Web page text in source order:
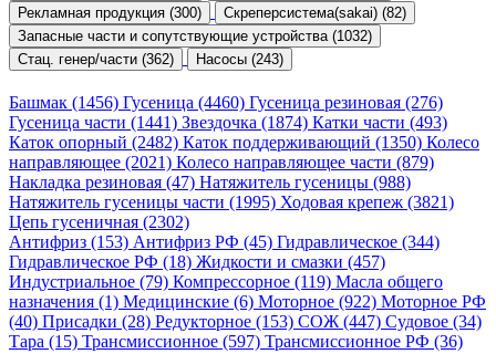
Рекламная продукция (300)
Скреперсистема(sakai) (82)
Запасные части и сопутствующие устройства (1032)
Стац. генер/части (362)
Насосы (243)
Башмак (1456) Гусеница (4460) Гусеница резиновая (276)
Гусеница части (1441) Звездочка (1874) Катки части (493)
Каток опорный (2482) Каток поддерживающий (1350) Колесо
направляющее (2021) Колесо направляющее части (879)
Накладка резиновая (47) Натяжитель гусеницы (988)
Натяжитель гусеницы части (1995) Ходовая крепеж (3821)
Цепь гусеничная (2302)
Антифриз (153) Антифриз РФ (45) Гидравлическое (344)
Гидравлическое РФ (18) Жидкости и смазки (457)
Индустриальное (79) Компрессорное (119) Масла общего
назначения (1) Медицинские (6) Моторное (922) Моторное РФ
(40) Присадки (28) Редукторное (153) СОЖ (447) Судовое (34)
Тара (15) Трансмиссионное (597) Трансмиссионное РФ (36)